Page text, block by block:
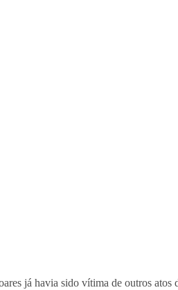
já havia sido vítima de outros